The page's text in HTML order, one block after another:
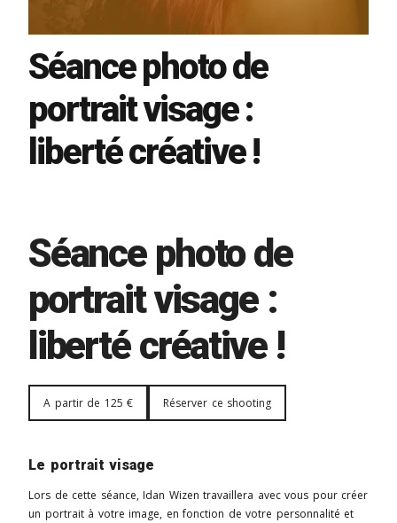
Séance photo de
portrait visage :
liberté créative !
Séance photo de
portrait visage :
liberté créative !
A partir de 125 € Réserver ce shooting
Le portrait visage
Lors de cette séance, Idan Wizen travaillera avec vous pour créer
un portrait à votre image, en fonction de votre personnalité et